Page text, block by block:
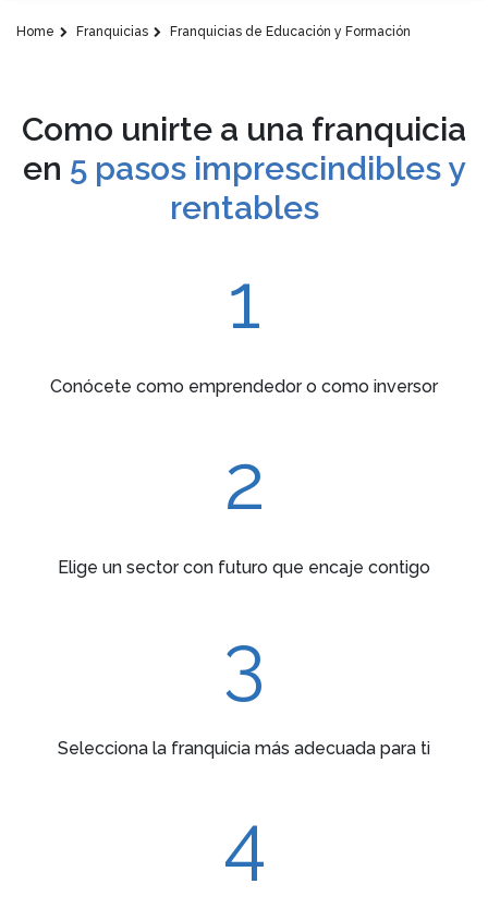
Home Franquicias Franquicias de Educación y Formación
Como unirte a una franquicia
en 5 pasos imprescindibles y
rentables
1
Conócete como emprendedor o como inversor
2
Elige un sector con futuro que encaje contigo
3
Selecciona la franquicia más adecuada para ti
4